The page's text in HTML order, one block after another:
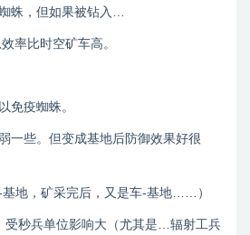
蛛，但如果被钻入…
率比时空矿车高。
免疫蜘蛛。
一些。但变成基地后防御效果好很
地，矿采完后，又是车-基地……）
受秒兵单位影响大（尤其是…辐射工兵